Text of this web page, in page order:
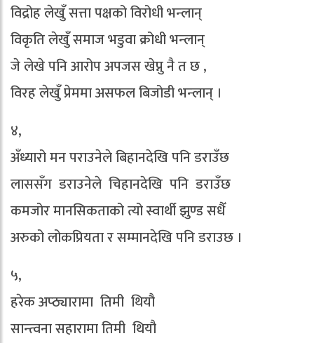
विद्रोह लेखुँ सत्ता पक्षको विरोधी भन्लान्
विकृति लेखुँ समाज भडुवा क्रोधी भन्लान्
जे लेखे पनि आरोप अपजस खेप्नु नै त छ ,
विरह लेखुँ प्रेममा असफल बिजोडी भन्लान् ।
४,
अँध्यारो मन पराउनेले बिहानदेखि पनि डराउँछ
लाससँग डराउनेले चिहानदेखि पनि डराउँछ
कमजोर मानसिकताको त्यो स्वार्थी झुण्ड सधैँ
अरुको लोकप्रियता र सम्मानदेखि पनि डराउछ ।
५,
हरेक अप्ठ्यारामा तिमी थियौ
सान्त्वना सहारामा तिमी थियौ